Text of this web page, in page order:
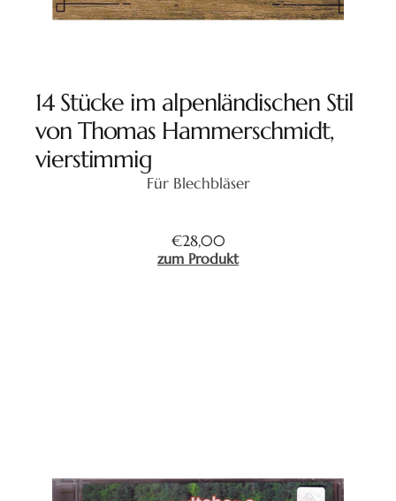
14 Stücke im alpenländischen Stil
von Thomas Hammerschmidt,
vierstimmig
Für Blechbläser
€28,00
zum Produkt